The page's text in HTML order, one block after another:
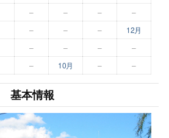
– – –
–
– – – 12月
– – –
–
– 10月 – –
基本情報